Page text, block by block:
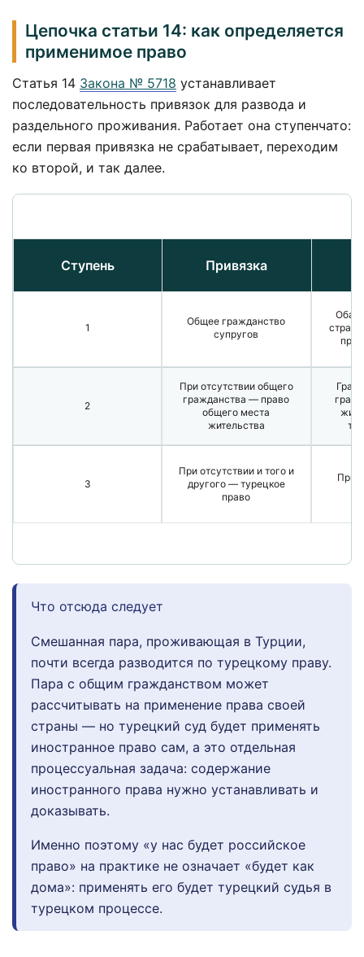
Цепочка статьи 14: как определяется
применимое право
Статья 14 Закона № 5718 устанавливает
последовательность привязок для развода и
раздельного проживания. Работает она ступенчато:
если первая привязка не срабатывает, переходим
ко второй, и так далее.
Ступень Привязка
1
Общее гражданство
супругов
Оба
2
При отсутствии общего
гражданства — право
общего места
жительства
3
При отсутствии и того и
другого — турецкое
право
Что отсюда следует
Смешанная пара, проживающая в Турции,
почти всегда разводится по турецкому праву.
Пара с общим гражданством может
рассчитывать на применение права своей
страны — но турецкий суд будет применять
иностранное право сам, а это отдельная
процессуальная задача: содержание
иностранного права нужно устанавливать и
доказывать.
Именно поэтому «у нас будет российское
право» на практике не означает «будет как
дома»: применять его будет турецкий судья в
турецком процессе.